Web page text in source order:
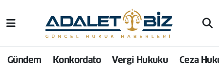
Gündem Konkordato Vergi Hukuku Ceza
Hava Durumu
Trafik Durumu